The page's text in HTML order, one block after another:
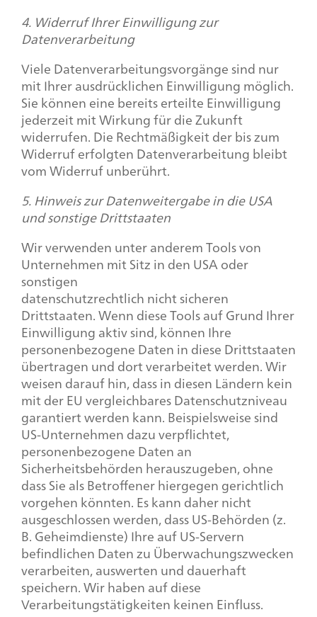
4. Widerruf Ihrer Einwilligung zur
Datenverarbeitung
Viele Datenverarbeitungsvorgänge sind nur
mit Ihrer ausdrücklichen Einwilligung möglich.
Sie können eine bereits erteilte Einwilligung
jederzeit mit Wirkung für die Zukunft
widerrufen. Die Rechtmäßigkeit der bis zum
Widerruf erfolgten Datenverarbeitung bleibt
vom Widerruf unberührt.
5. Hinweis zur Datenweitergabe in die USA
und sonstige Drittstaaten
Wir verwenden unter anderem Tools von
Unternehmen mit Sitz in den USA oder
sonstigen
datenschutzrechtlich nicht sicheren
Drittstaaten. Wenn diese Tools auf Grund Ihrer
Einwilligung aktiv sind, können Ihre
personenbezogene Daten in diese Drittstaaten
übertragen und dort verarbeitet werden. Wir
weisen darauf hin, dass in diesen Ländern kein
mit der EU vergleichbares Datenschutzniveau
garantiert werden kann. Beispielsweise sind
US-Unternehmen dazu verpflichtet,
personenbezogene Daten an
Sicherheitsbehörden herauszugeben, ohne
dass Sie als Betroffener hiergegen gerichtlich
vorgehen könnten. Es kann daher nicht
ausgeschlossen werden, dass US-Behörden (z.
B. Geheimdienste) Ihre auf US-Servern
befindlichen Daten zu Überwachungszwecken
verarbeiten, auswerten und dauerhaft
speichern. Wir haben auf diese
Verarbeitungstätigkeiten keinen Einfluss.